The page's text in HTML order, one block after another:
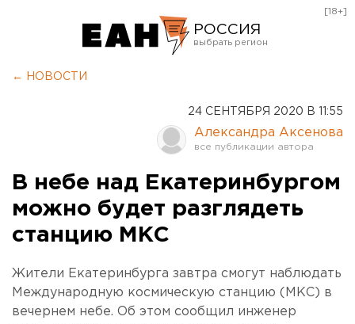
РОССИЯ
Оренбург
[18+]
← НОВОСТИ
24 СЕНТЯБРЯ 2020 В 11:55
Александра Аксенова
В небе над Екатеринбургом
можно будет разглядеть
станцию МКС
Жители Екатеринбурга завтра смогут наблюдать
Международную космическую станцию (МКС) в
вечернем небе. Об этом сообщил инженер